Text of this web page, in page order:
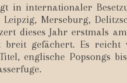
in internationaler
Leipzig, Merseburg,
dieses Jahr erstmals
breit gefächert. Es reicht
englische Popsongs